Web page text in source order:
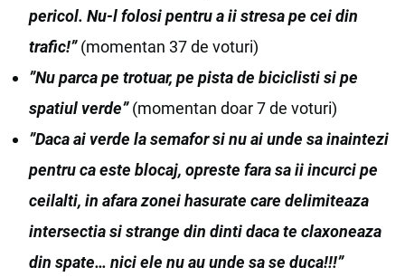
pericol. Nu-l folosi pentru a ii stresa pe cei din
trafic!” (momentan 37 de voturi)
”Nu parca pe trotuar, pe pista de biciclisti si pe
spatiul verde” (momentan doar 7 de voturi)
”Daca ai verde la semafor si nu ai unde sa inaintezi
pentru ca este blocaj, opreste fara sa ii incurci pe
ceilalti, in afara zonei hasurate care delimiteaza
intersectia si strange din dinti daca te claxoneaza
din spate… nici ele nu au unde sa se duca!!!”